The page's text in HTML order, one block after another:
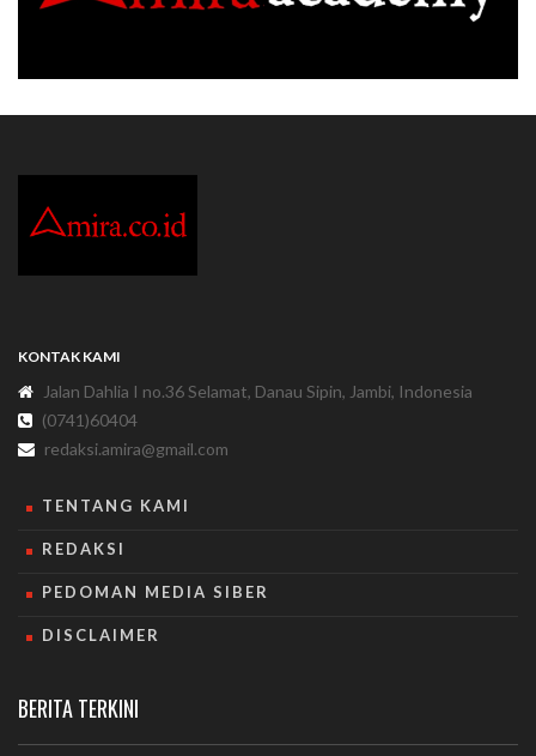
KONTAK KAMI
Jalan Dahlia I no.36 Selamat, Danau Sipin, Jambi, Indonesia
(0741)60404
redaksi.amira@gmail.com
TENTANG KAMI
REDAKSI
PEDOMAN MEDIA SIBER
DISCLAIMER
BERITA TERKINI